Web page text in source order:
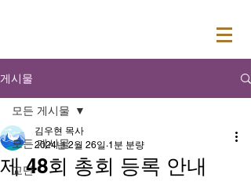
게시물
모든 게시물
교단
모든 게시물
제 48회 총회 등록 안내
김우현 목사
2024년 2월 26일 1분 분량